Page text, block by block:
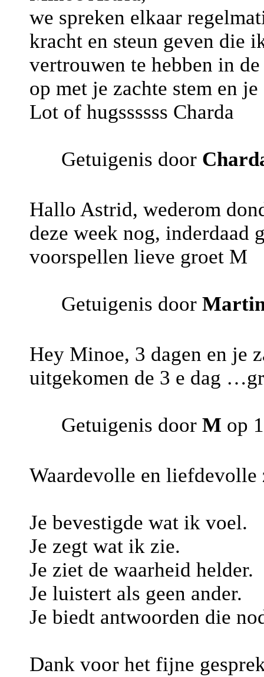
we spreken elkaar
kracht en steun geven die
vertrouwen te hebben in
op met je zachte stem en
Lot of hugssssss Charda
Getuigenis door
Hallo Astrid, wederom
deze week nog,
voorspellen lieve groet M
Getuigenis door
Hey Minoe, 3 dagen en je
uitgekomen de 3 e dag
Getuigenis door M op
Waardevolle en
Je bevestigde wat ik voel.
Je zegt wat ik zie.
Je ziet de waarheid helder.
Je luistert als geen ander.
Je biedt antwoorden die
Dank voor het fijne